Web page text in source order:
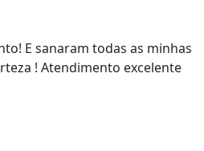
E sanaram todas as minhas
! Atendimento excelente